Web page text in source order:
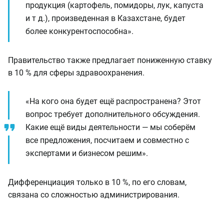
продукция (картофель, помидоры, лук, капуста
и т д.), произведенная в Казахстане, будет
более конкурентоспособна».
Правительство также предлагает пониженную ставку
в 10 % для сферы здравоохранения.
«На кого она будет ещё распространена? Этот
вопрос требует дополнительного обсуждения.
Какие ещё виды деятельности — мы соберём
все предложения, посчитаем и совместно с
экспертами и бизнесом решим».
Дифференциация только в 10 %, по его словам,
связана со сложностью администрирования.